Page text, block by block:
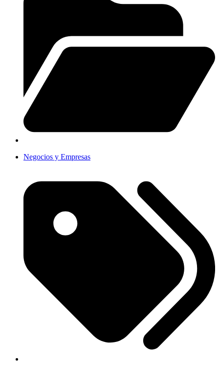
Negocios y Empresas